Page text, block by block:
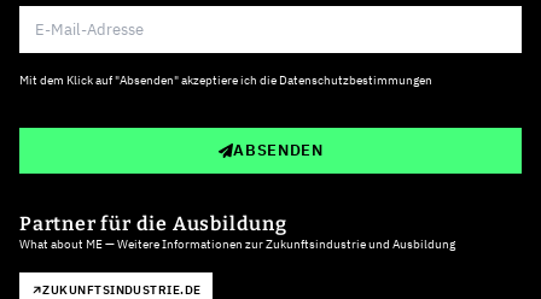
Mit dem Klick auf "Absenden" akzeptiere ich die Datenschutzbestimmungen
ABSENDEN
Partner für die Ausbildung
What about ME — Weitere Informationen zur Zukunftsindustrie und Ausbildung
ZUKUNFTSINDUSTRIE.DE